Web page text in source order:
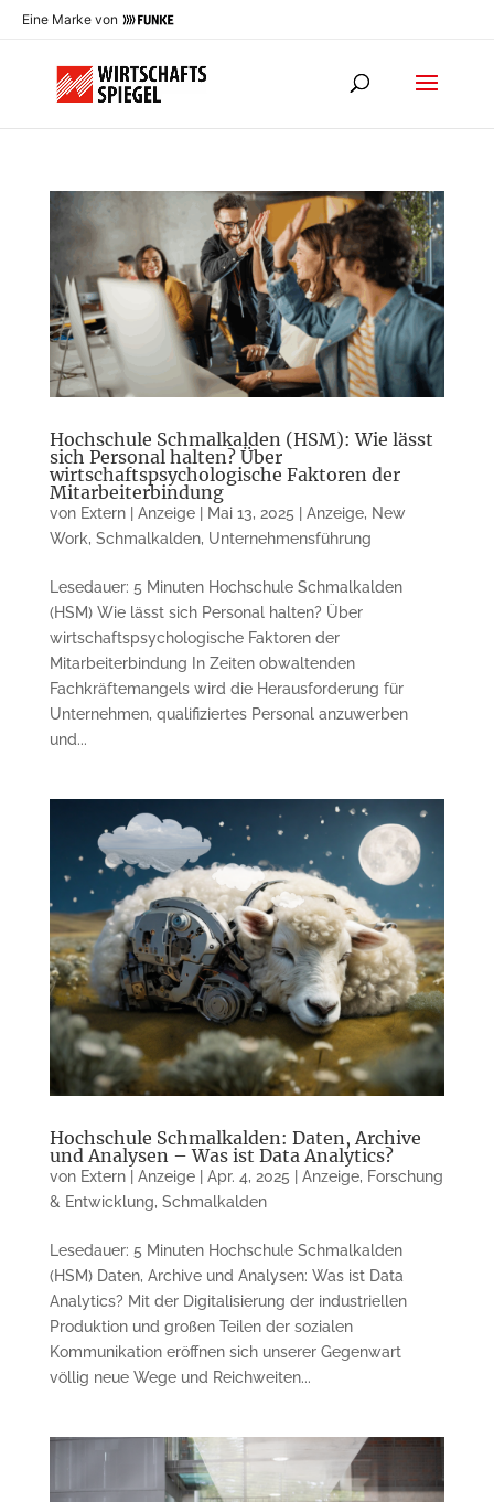
Eine Marke von
Hochschule Schmalkalden (HSM): Wie lässt
sich Personal halten? Über
wirtschaftspsychologische Faktoren der
Mitarbeiterbindung
von Extern | Anzeige| Mai 13, 2025 Anzeige, New
Work, Schmalkalden, Unternehmensführung
Lesedauer: 5 Minuten Hochschule Schmalkalden
(HSM) Wie lässt sich Personal halten? Über
wirtschaftspsychologische Faktoren der
Mitarbeiterbindung In Zeiten obwaltenden
Fachkräftemangels wird die Herausforderung für
Unternehmen, qualifiziertes Personal anzuwerben
und...
Hochschule Schmalkalden: Daten, Archive
und Analysen – Was ist Data Analytics?
von Extern | Anzeige| Apr. 4, 2025 Anzeige, Forschung
& Entwicklung, Schmalkalden
Lesedauer: 5 Minuten Hochschule Schmalkalden
(HSM) Daten, Archive und Analysen: Was ist Data
Analytics? Mit der Digitalisierung der industriellen
Produktion und großen Teilen der sozialen
Kommunikation eröffnen sich unserer Gegenwart
völlig neue Wege und Reichweiten...